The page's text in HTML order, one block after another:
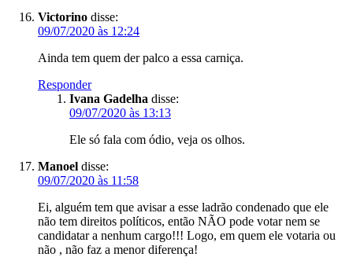
Victorino disse:
09/07/2020 às 12:24
Ainda tem quem der palco a essa carniça.
Responder
Ivana Gadelha disse:
09/07/2020 às 13:13
Ele só fala com ódio, veja os olhos.
Manoel disse:
09/07/2020 às 11:58
Ei, alguém tem que avisar a esse ladrão condenado que ele
não tem direitos políticos, então NÃO pode votar nem se
candidatar a nenhum cargo!!! Logo, em quem ele votaria ou
não , não faz a menor diferença!